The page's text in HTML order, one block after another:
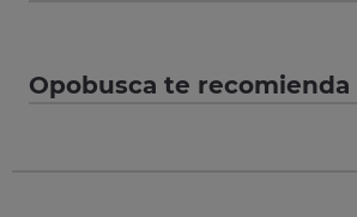
Opobusca te recomienda